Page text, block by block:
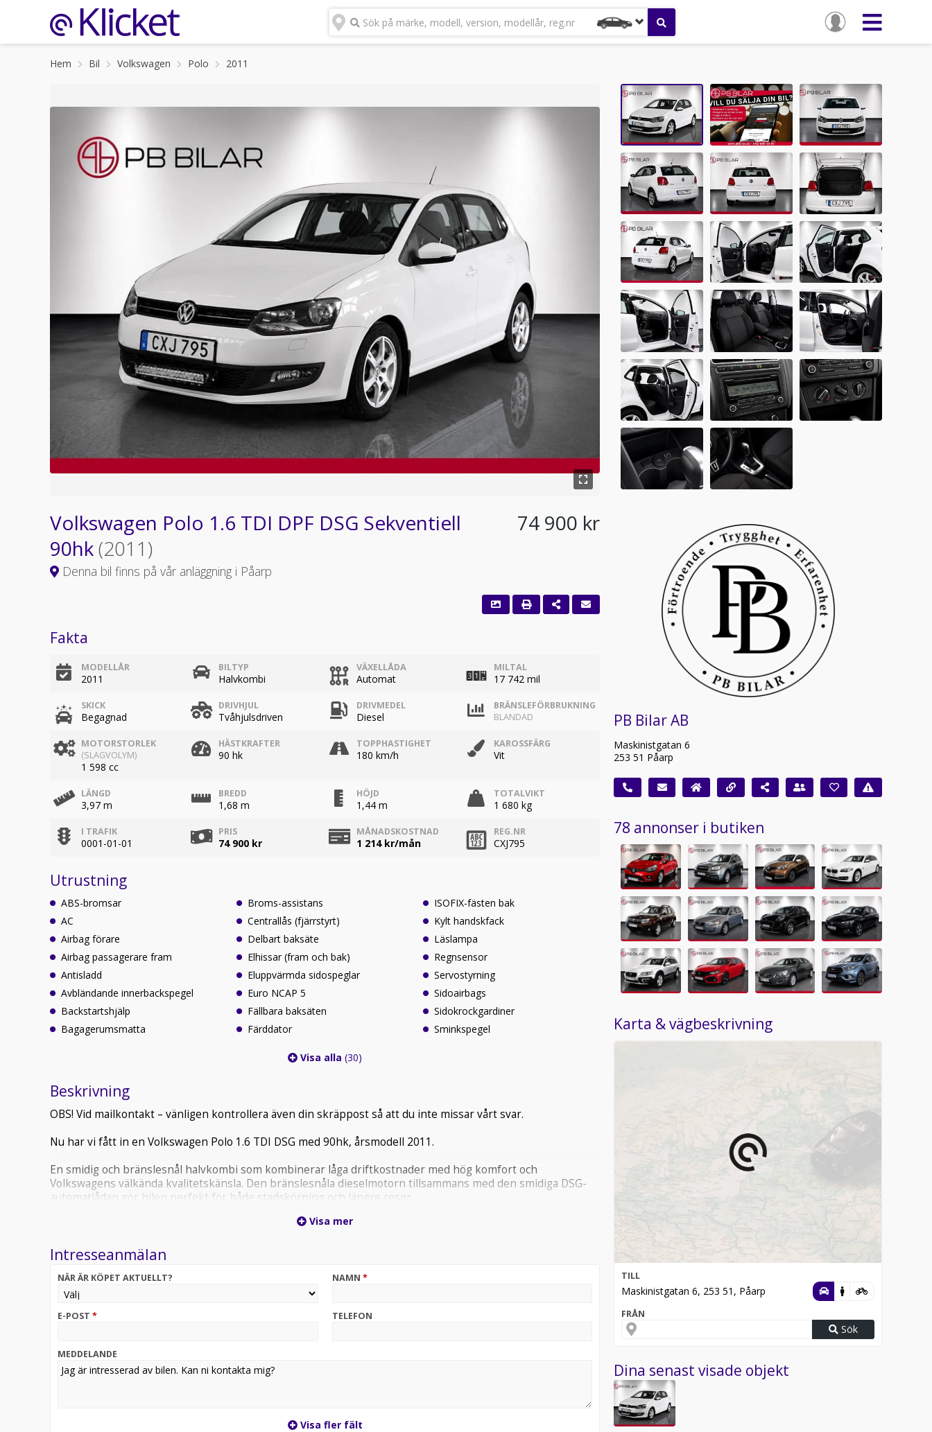
Sök på märke, modell, version, modellår, reg.nr
Hem Bil Volkswagen Polo 2011
Volkswagen Polo 1.6 TDI DPF DSG Sekventiell
90hk(2011)
Denna bil finns på vår anläggning i Påarp
74 900 kr
Fakta
MODELLÅR
2011
BILTYP
Halvkombi
VÄXELLÅDA
Automat
MILTAL
17 742 mil
SKICK
Begagnad
DRIVHJUL
Tvåhjulsdriven
DRIVMEDEL
Diesel
BRÄNSLEFÖRBRUKNING
BLANDAD
MOTORSTORLEK
(SLAGVOLYM)
1 598 cc
HÄSTKRAFTER
90 hk
TOPPHASTIGHET
180 km/h
KAROSSFÄRG
Vit
LÄNGD
3,97 m
BREDD
1,68 m
HÖJD
1,44 m
TOTALVIKT
1 680 kg
I TRAFIK
0001-01-01
PRIS
74 900 kr
MÅNADSKOSTNAD
1 214kr/mån
REG.NR
CXJ795
Utrustning
ABS-bromsar
AC
Airbag förare
Airbag passagerare fram
Antisladd
Avbländande innerbackspegel
Backstartshjälp
Bagagerumsmatta
Broms-assistans
Centrallås (fjärrstyrt)
Delbart baksäte
Elhissar (fram och bak)
Eluppvärmda sidospeglar
Euro NCAP 5
Fällbara baksäten
Färddator
ISOFIX-fästen bak
Kylt handskfack
Läslampa
Regnsensor
Servostyrning
Sidoairbags
Sidokrockgardiner
Sminkspegel
Visa alla(30)
Beskrivning
OBS! Vid mailkontakt – vänligen kontrollera även din skräppost så att du inte missar vårt svar.
Nu har vi fått in en Volkswagen Polo 1.6 TDI DSG med 90hk, årsmodell 2011.
En smidig och bränslesnål halvkombi som kombinerar låga driftkostnader med hög komfort och
Volkswagens välkända kvalitetskänsla. Den bränslesnåla dieselmotorn tillsammans med den smidiga DSG-
automatlådan gör bilen perfekt för både stadskörning och längre resor.
• Diesel, 90hk
• Klimatanläggning
• Bluetooth
• Elhissar
• Rymligt bagageutrymme
Därför är denna bil ett bra val:
Visa mer
Intresseanmälan
NÄR ÄR KÖPET AKTUELLT? NAMN *
E-POST * TELEFON
MEDDELANDE
Visa fler fält
PB Bilar AB
Maskinistgatan 6
253 51 Påarp
78 annonser i butiken
Karta & vägbeskrivning
TILL
Maskinistgatan 6, 253 51, Påarp
FRÅN
Sök
Dina senast visade objekt